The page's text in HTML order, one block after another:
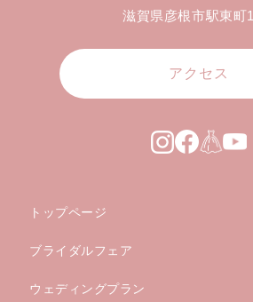
滋賀県彦根市駅東町
アクセス
トップページ
ブライダルフェア
ウェディングプラン